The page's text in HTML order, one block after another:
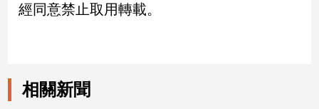
體
稿
經同意禁止取用轉載。
相關新聞